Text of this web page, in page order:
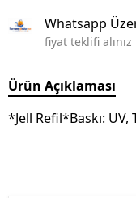
Whatsapp
fiyat teklifi alınız
Ürün Açıklaması
*Jell Refil*Baskı: UV,